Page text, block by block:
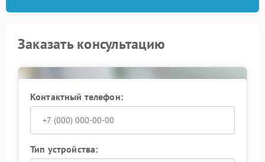
Заказать консультацию
Контактный телефон:
Тип устройства: